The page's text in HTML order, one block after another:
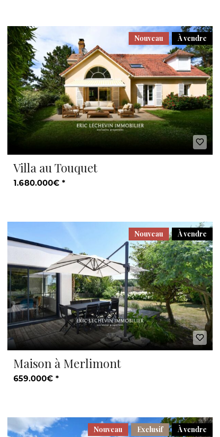
À vendre
Nouveau
Villa au Touquet
1.680.000€ *
À vendre
Nouveau
Maison à Merlimont
659.000€ *
À vendre
Exclusif
Nouveau